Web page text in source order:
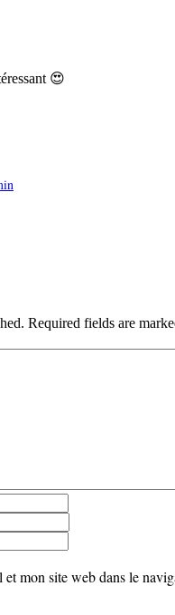
😍
Required fields are
mon site web dans le